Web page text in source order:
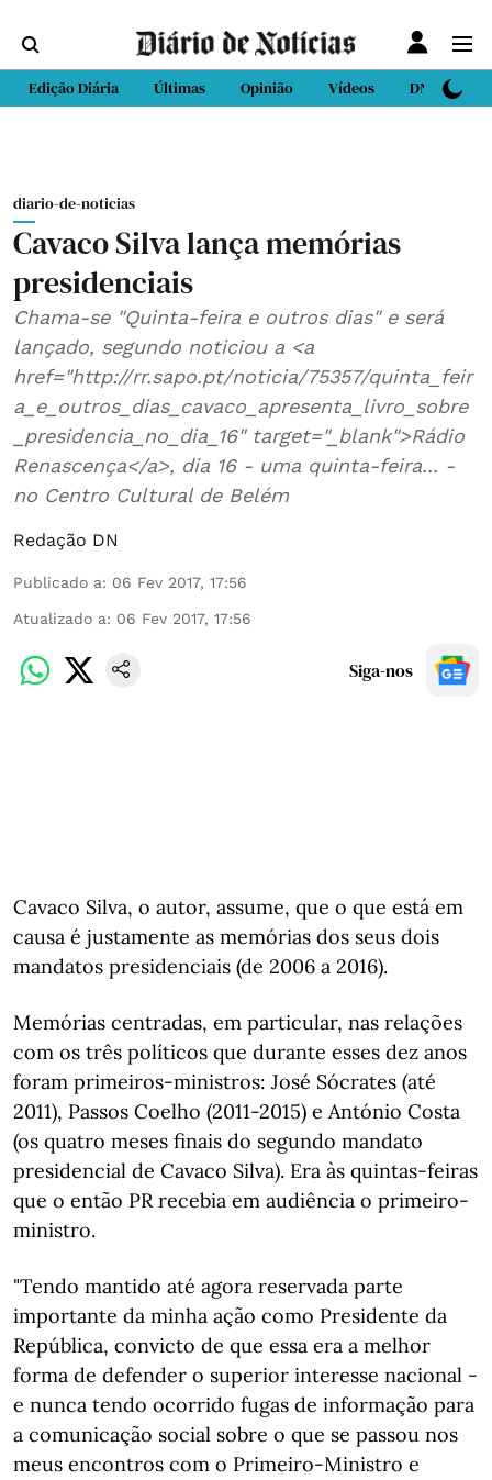
Edição Diária Últimas Opinião Vídeos DN Sport
diario-de-noticias
Cavaco Silva lança memórias
presidenciais
Chama-se "Quinta-feira e outros dias" e será
lançado, segundo noticiou a <a
href="http://rr.sapo.pt/noticia/75357/quinta_feir
a_e_outros_dias_cavaco_apresenta_livro_sobre
_presidencia_no_dia_16" target="_blank">Rádio
Renascença</a>, dia 16 - uma quinta-feira... -
no Centro Cultural de Belém
Redação DN
Publicado a: 06 Fev 2017, 17:56
Atualizado a: 06 Fev 2017, 17:56
Siga-nos
Cavaco Silva, o autor, assume, que o que está em
causa é justamente as memórias dos seus dois
mandatos presidenciais (de 2006 a 2016).
Memórias centradas, em particular, nas relações
com os três políticos que durante esses dez anos
foram primeiros-ministros: José Sócrates (até
2011), Passos Coelho (2011-2015) e António Costa
(os quatro meses finais do segundo mandato
presidencial de Cavaco Silva). Era às quintas-feiras
que o então PR recebia em audiência o primeiro-
ministro.
"Tendo mantido até agora reservada parte
importante da minha ação como Presidente da
República, convicto de que essa era a melhor
forma de defender o superior interesse nacional -
e nunca tendo ocorrido fugas de informação para
a comunicação social sobre o que se passou nos
meus encontros com o Primeiro-Ministro e